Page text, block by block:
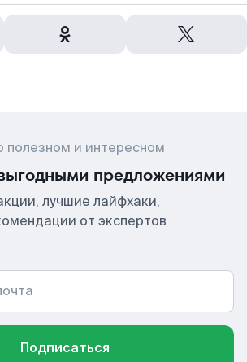
полезном и интересном
предложениями
лучшие лайфхаки,
от экспертов
Подписаться